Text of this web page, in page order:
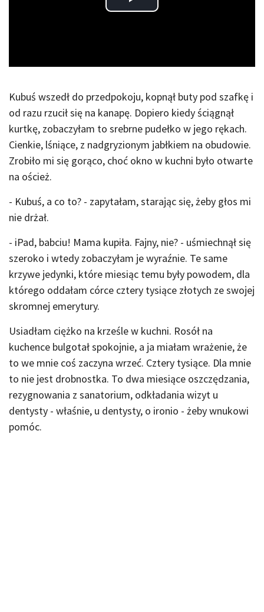
Play
Kubuś wszedł do przedpokoju, kopnął buty pod szafkę i
od razu rzucił się na kanapę. Dopiero kiedy ściągnął
kurtkę, zobaczyłam to srebrne pudełko w jego rękach.
Cienkie, lśniące, z nadgryzionym jabłkiem na obudowie.
Zrobiło mi się gorąco, choć okno w kuchni było otwarte
na oścież.
- Kubuś, a co to? - zapytałam, starając się, żeby głos mi
nie drżał.
- iPad, babciu! Mama kupiła. Fajny, nie? - uśmiechnął się
szeroko i wtedy zobaczyłam je wyraźnie. Te same
krzywe jedynki, które miesiąc temu były powodem, dla
którego oddałam córce cztery tysiące złotych ze swojej
skromnej emerytury.
Usiadłam ciężko na krześle w kuchni. Rosół na
kuchence bulgotał spokojnie, a ja miałam wrażenie, że
to we mnie coś zaczyna wrzeć. Cztery tysiące. Dla mnie
to nie jest drobnostka. To dwa miesiące oszczędzania,
rezygnowania z sanatorium, odkładania wizyt u
dentysty - właśnie, u dentysty, o ironio - żeby wnukowi
pomóc.